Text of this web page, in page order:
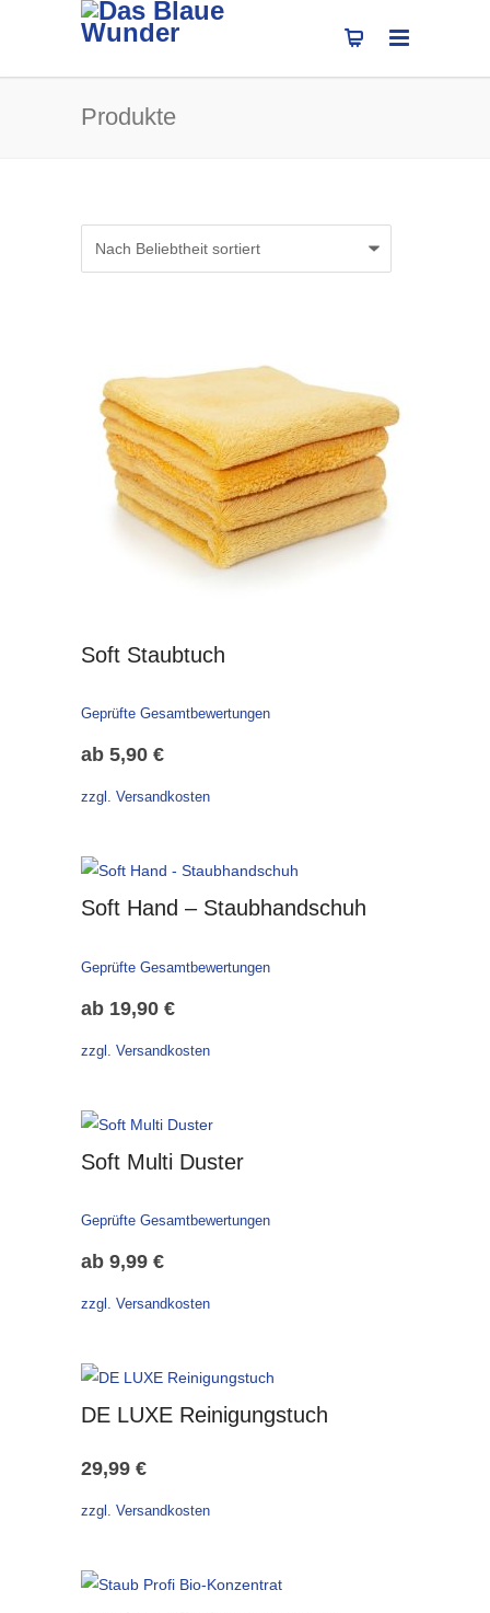
Produkte
Soft Staubtuch
Geprüfte Gesamtbewertungen
ab 5,90 €
zzgl. Versandkosten
Soft Hand – Staubhandschuh
Geprüfte Gesamtbewertungen
ab 19,90 €
zzgl. Versandkosten
Soft Multi Duster
Geprüfte Gesamtbewertungen
ab 9,99 €
zzgl. Versandkosten
DE LUXE Reinigungstuch
29,99 €
zzgl. Versandkosten